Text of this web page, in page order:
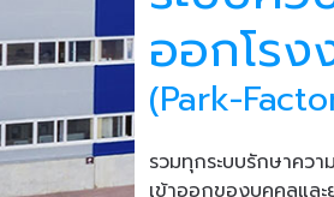
ออกโรง
(Park-
รวมทุกระบบรักษาคว
เข้าออกของบุคคลแล